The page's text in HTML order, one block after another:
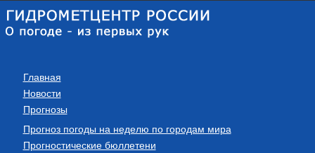
Главная
Новости
Прогнозы
Прогноз погоды на неделю по городам мира
Прогностические бюллетени